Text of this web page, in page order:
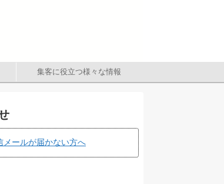
集客に役立つ様々な情報
メールが届かない方へ